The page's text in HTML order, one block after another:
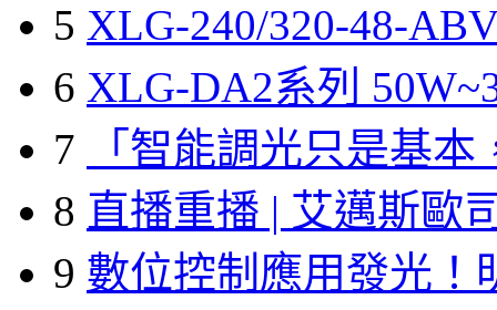
5 XLG-240/320-48-
6 XLG-DA2系列
7
「智能調光只是基本
8 直播重播 | 艾邁斯歐
9 數位控制應用發光！